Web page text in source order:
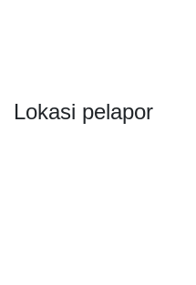
Lokasi pelapor